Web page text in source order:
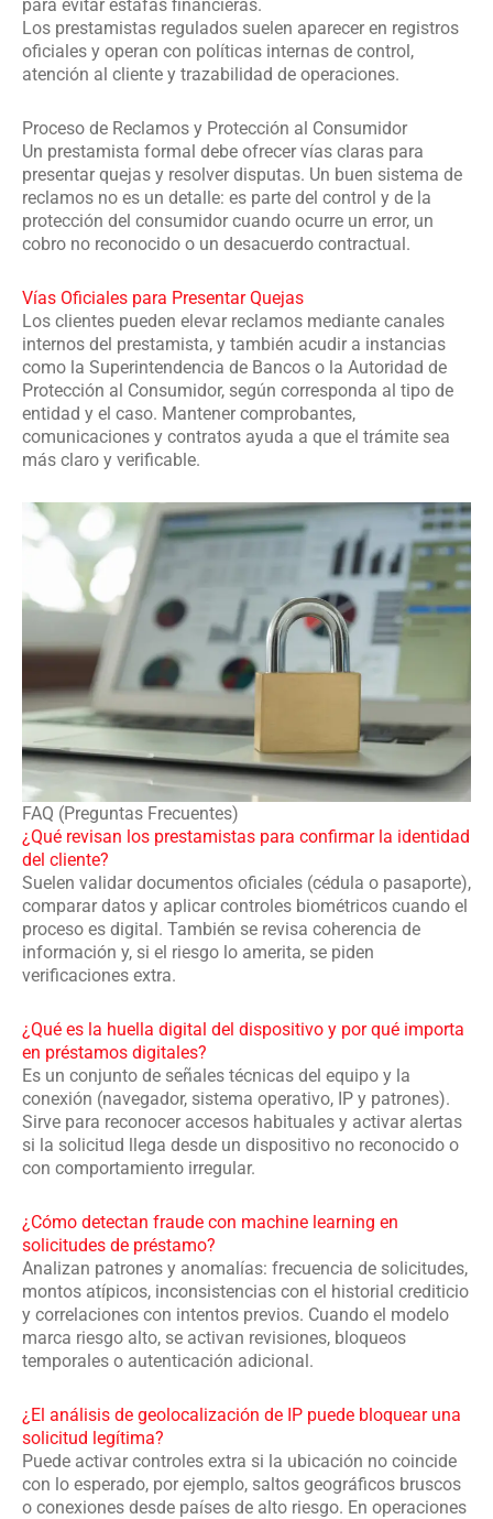
para evitar estafas financieras.
Los prestamistas regulados suelen aparecer en registros
oficiales y operan con políticas internas de control,
atención al cliente y trazabilidad de operaciones.
Proceso de Reclamos y Protección al Consumidor
Un prestamista formal debe ofrecer vías claras para
presentar quejas y resolver disputas. Un buen sistema de
reclamos no es un detalle: es parte del control y de la
protección del consumidor cuando ocurre un error, un
cobro no reconocido o un desacuerdo contractual.
Vías Oficiales para Presentar Quejas
Los clientes pueden elevar reclamos mediante canales
internos del prestamista, y también acudir a instancias
como la Superintendencia de Bancos o la Autoridad de
Protección al Consumidor, según corresponda al tipo de
entidad y el caso. Mantener comprobantes,
comunicaciones y contratos ayuda a que el trámite sea
más claro y verificable.
FAQ (Preguntas Frecuentes)
¿Qué revisan los prestamistas para confirmar la identidad
del cliente?
Suelen validar documentos oficiales (cédula o pasaporte),
comparar datos y aplicar controles biométricos cuando el
proceso es digital. También se revisa coherencia de
información y, si el riesgo lo amerita, se piden
verificaciones extra.
¿Qué es la huella digital del dispositivo y por qué importa
en préstamos digitales?
Es un conjunto de señales técnicas del equipo y la
conexión (navegador, sistema operativo, IP y patrones).
Sirve para reconocer accesos habituales y activar alertas
si la solicitud llega desde un dispositivo no reconocido o
con comportamiento irregular.
¿Cómo detectan fraude con machine learning en
solicitudes de préstamo?
Analizan patrones y anomalías: frecuencia de solicitudes,
montos atípicos, inconsistencias con el historial crediticio
y correlaciones con intentos previos. Cuando el modelo
marca riesgo alto, se activan revisiones, bloqueos
temporales o autenticación adicional.
¿El análisis de geolocalización de IP puede bloquear una
solicitud legítima?
Puede activar controles extra si la ubicación no coincide
con lo esperado, por ejemplo, saltos geográficos bruscos
o conexiones desde países de alto riesgo. En operaciones